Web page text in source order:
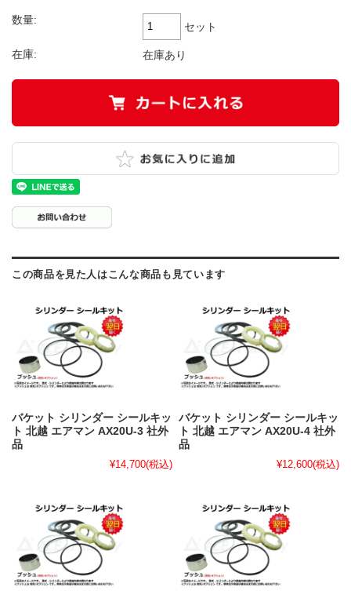
数量:
セット
在庫: 在庫あり
この商品を見た人はこんな商品も見ています
バケット シリンダー シールキッ
ト 北越 エアマン AX20U-3 社外
品
¥14,700(税込)
バケット シリンダー シールキッ
ト 北越 エアマン AX20U-4 社外
品
¥12,600(税込)